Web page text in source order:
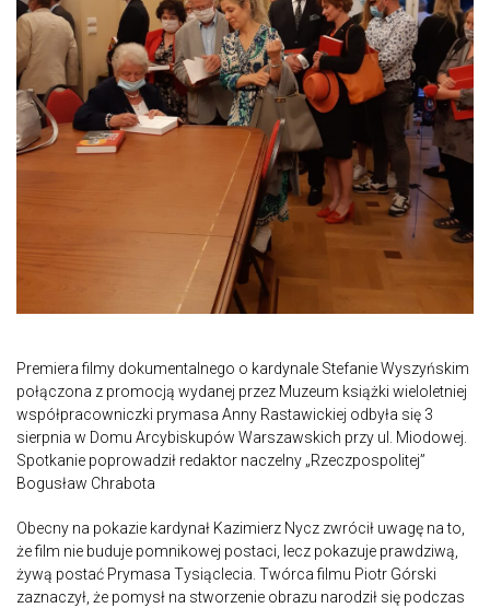
Premiera filmy dokumentalnego o kardynale Stefanie Wyszyńskim
połączona z promocją wydanej przez Muzeum książki wieloletniej
współpracowniczki prymasa Anny Rastawickiej odbyła się 3
sierpnia w Domu Arcybiskupów Warszawskich przy ul. Miodowej.
Spotkanie poprowadził redaktor naczelny „Rzeczpospolitej”
Bogusław Chrabota
Obecny na pokazie kardynał Kazimierz Nycz zwrócił uwagę na to,
że film nie buduje pomnikowej postaci, lecz pokazuje prawdziwą,
żywą postać Prymasa Tysiąclecia. Twórca filmu Piotr Górski
zaznaczył, że pomysł na stworzenie obrazu narodził się podczas